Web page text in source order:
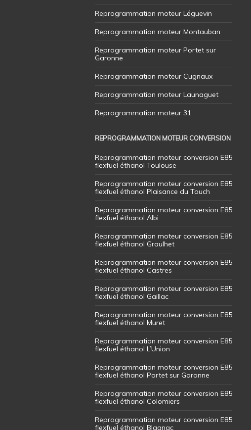
Reprogrammation moteur Léguevin
Reprogrammation moteur Montauban
Reprogrammation moteur Portet sur
Garonne
Reprogrammation moteur Cugnaux
Reprogrammation moteur Launaguet
Reprogrammation moteur 31
REPROGRAMMATION MOTEUR CONVERSION
Reprogrammation moteur conversion E85
flexfuel éthanol Toulouse
Reprogrammation moteur conversion E85
flexfuel éthanol Plaisance du Touch
Reprogrammation moteur conversion E85
flexfuel éthanol Albi
Reprogrammation moteur conversion E85
flexfuel éthanol Graulhet
Reprogrammation moteur conversion E85
flexfuel éthanol Castres
Reprogrammation moteur conversion E85
flexfuel éthanol Gaillac
Reprogrammation moteur conversion E85
flexfuel éthanol Muret
Reprogrammation moteur conversion E85
flexfuel éthanol L’Union
Reprogrammation moteur conversion E85
flexfuel éthanol Portet sur Garonne
Reprogrammation moteur conversion E85
flexfuel éthanol Colomiers
Reprogrammation moteur conversion E85
flexfuel éthanol Blagnac